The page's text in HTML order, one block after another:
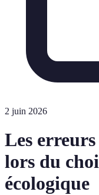
2 juin 2026
Les
lors du
écologique